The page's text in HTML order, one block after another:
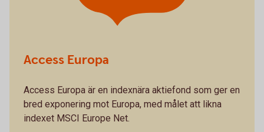
Access Europa
Access Europa är en indexnära aktiefond som ger en
bred exponering mot Europa, med målet att likna
indexet MSCI Europe Net.